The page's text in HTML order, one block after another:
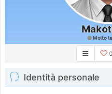
Molto
0
Identità personale